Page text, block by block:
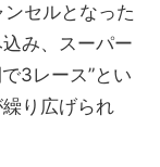
セルとなった
み、スーパー
3レース”とい
り広げられ